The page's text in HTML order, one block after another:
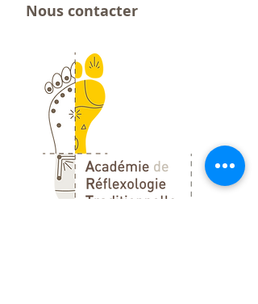
​​​Nous contacter